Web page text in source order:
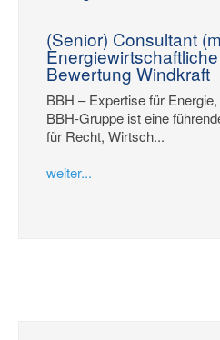
(Senior) Consultant
Bewertung Windkraft
BBH – Expertise für
BBH-Gruppe ist eine
für Recht, Wirtsch...
weiter...